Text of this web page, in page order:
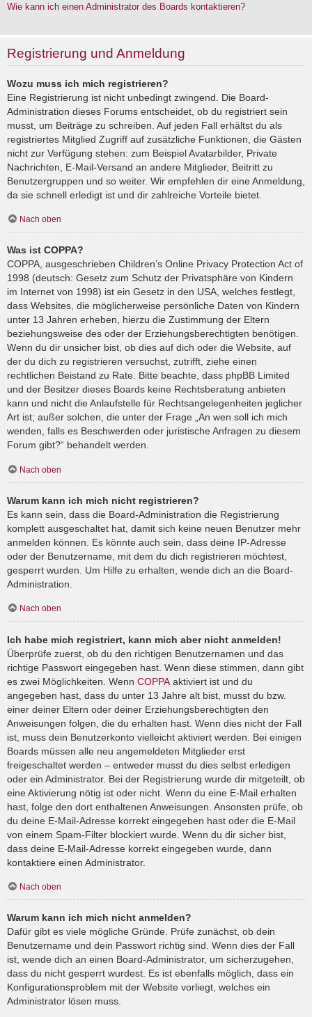
Wie kann ich einen Administrator des Boards kontaktieren?
Registrierung und Anmeldung
Wozu muss ich mich registrieren?
Eine Registrierung ist nicht unbedingt zwingend. Die Board-
Administration dieses Forums entscheidet, ob du registriert sein
musst, um Beiträge zu schreiben. Auf jeden Fall erhältst du als
registriertes Mitglied Zugriff auf zusätzliche Funktionen, die Gästen
nicht zur Verfügung stehen: zum Beispiel Avatarbilder, Private
Nachrichten, E-Mail-Versand an andere Mitglieder, Beitritt zu
Benutzergruppen und so weiter. Wir empfehlen dir eine Anmeldung,
da sie schnell erledigt ist und dir zahlreiche Vorteile bietet.
Nach oben
Was ist COPPA?
COPPA, ausgeschrieben Children’s Online Privacy Protection Act of
1998 (deutsch: Gesetz zum Schutz der Privatsphäre von Kindern
im Internet von 1998) ist ein Gesetz in den USA, welches festlegt,
dass Websites, die möglicherweise persönliche Daten von Kindern
unter 13 Jahren erheben, hierzu die Zustimmung der Eltern
beziehungsweise des oder der Erziehungsberechtigten benötigen.
Wenn du dir unsicher bist, ob dies auf dich oder die Website, auf
der du dich zu registrieren versuchst, zutrifft, ziehe einen
rechtlichen Beistand zu Rate. Bitte beachte, dass phpBB Limited
und der Besitzer dieses Boards keine Rechtsberatung anbieten
kann und nicht die Anlaufstelle für Rechtsangelegenheiten jeglicher
Art ist; außer solchen, die unter der Frage „An wen soll ich mich
wenden, falls es Beschwerden oder juristische Anfragen zu diesem
Forum gibt?“ behandelt werden.
Nach oben
Warum kann ich mich nicht registrieren?
Es kann sein, dass die Board-Administration die Registrierung
komplett ausgeschaltet hat, damit sich keine neuen Benutzer mehr
anmelden können. Es könnte auch sein, dass deine IP-Adresse
oder der Benutzername, mit dem du dich registrieren möchtest,
gesperrt wurden. Um Hilfe zu erhalten, wende dich an die Board-
Administration.
Nach oben
Ich habe mich registriert, kann mich aber nicht anmelden!
Überprüfe zuerst, ob du den richtigen Benutzernamen und das
richtige Passwort eingegeben hast. Wenn diese stimmen, dann gibt
es zwei Möglichkeiten. Wenn COPPA aktiviert ist und du
angegeben hast, dass du unter 13 Jahre alt bist, musst du bzw.
einer deiner Eltern oder deiner Erziehungsberechtigten den
Anweisungen folgen, die du erhalten hast. Wenn dies nicht der Fall
ist, muss dein Benutzerkonto vielleicht aktiviert werden. Bei einigen
Boards müssen alle neu angemeldeten Mitglieder erst
freigeschaltet werden – entweder musst du dies selbst erledigen
oder ein Administrator. Bei der Registrierung wurde dir mitgeteilt, ob
eine Aktivierung nötig ist oder nicht. Wenn du eine E-Mail erhalten
hast, folge den dort enthaltenen Anweisungen. Ansonsten prüfe, ob
du deine E-Mail-Adresse korrekt eingegeben hast oder die E-Mail
von einem Spam-Filter blockiert wurde. Wenn du dir sicher bist,
dass deine E-Mail-Adresse korrekt eingegeben wurde, dann
kontaktiere einen Administrator.
Nach oben
Warum kann ich mich nicht anmelden?
Dafür gibt es viele mögliche Gründe. Prüfe zunächst, ob dein
Benutzername und dein Passwort richtig sind. Wenn dies der Fall
ist, wende dich an einen Board-Administrator, um sicherzugehen,
dass du nicht gesperrt wurdest. Es ist ebenfalls möglich, dass ein
Konfigurationsproblem mit der Website vorliegt, welches ein
Administrator lösen muss.